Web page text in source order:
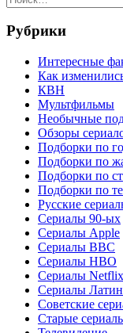
Рубрики
Интересные
Как
КВН
Мультфильмы
Необычные
Обзоры
Подборки по
Подборки по
Подборки по
Подборки по
Русские
Сериалы 90-ых
Сериалы Apple
Сериалы BBC
Сериалы HBO
Сериалы Netflix
Сериалы
Советские
Старые